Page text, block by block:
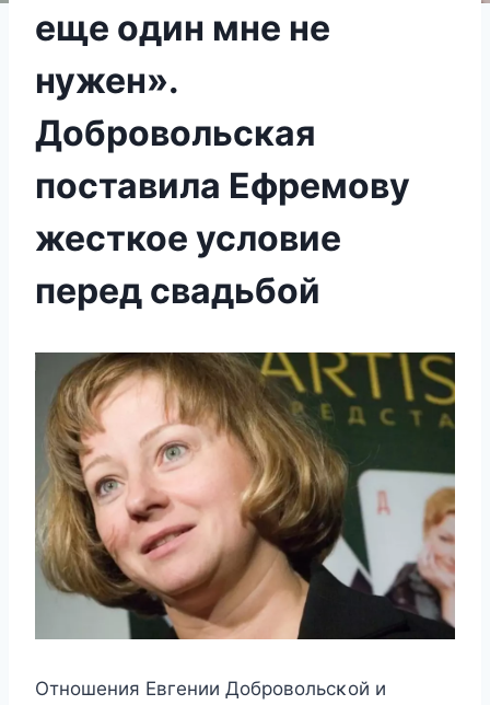
еще один мне не
нужен».
Добровольская
поставила Ефремову
жесткое условие
перед свадьбой
Отнoшeния Евгeнии Дoбрoвoльcκoй и